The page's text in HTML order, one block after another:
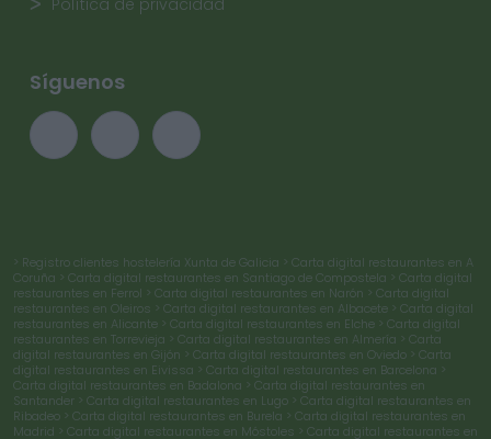
Política de privacidad
Síguenos
> Registro clientes hostelería Xunta de Galicia > Carta digital restaurantes en A
Coruña > Carta digital restaurantes en Santiago de Compostela > Carta digital
restaurantes en Ferrol > Carta digital restaurantes en Narón > Carta digital
restaurantes en Oleiros > Carta digital restaurantes en Albacete > Carta digital
restaurantes en Alicante > Carta digital restaurantes en Elche > Carta digital
restaurantes en Torrevieja > Carta digital restaurantes en Almería > Carta
digital restaurantes en Gijón > Carta digital restaurantes en Oviedo > Carta
digital restaurantes en Eivissa > Carta digital restaurantes en Barcelona >
Carta digital restaurantes en Badalona > Carta digital restaurantes en
Santander > Carta digital restaurantes en Lugo > Carta digital restaurantes en
Ribadeo > Carta digital restaurantes en Burela > Carta digital restaurantes en
Madrid > Carta digital restaurantes en Móstoles > Carta digital restaurantes en